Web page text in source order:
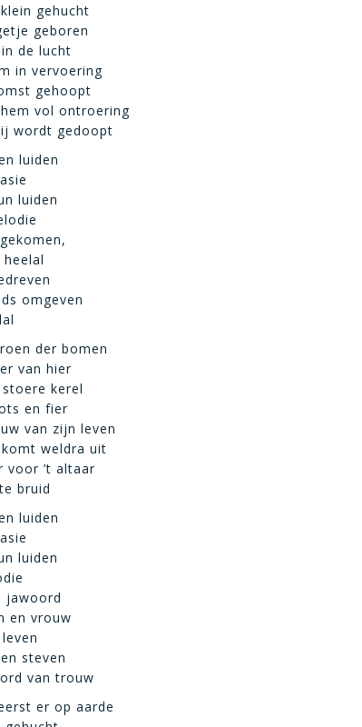
gehucht
geboren
de lucht
in vervoering
gehoopt
vol ontroering
wordt gedoopt
luiden
luiden
heelal
omgeven
der bomen
van hier
kerel
en fier
van zijn leven
weldra uit
voor ’t altaar
bruid
luiden
luiden
jawoord
en vrouw
steven
van trouw
er op aarde